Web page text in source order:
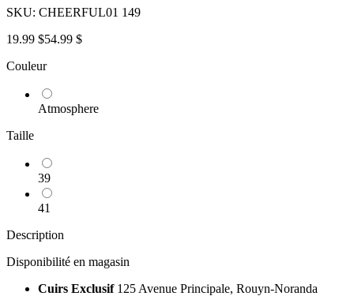
SKU: CHEERFUL01 149
19.99 $54.99 $
Couleur
Atmosphere
Taille
39
41
Description
Disponibilité en magasin
Cuirs Exclusif 125 Avenue Principale, Rouyn-Noranda